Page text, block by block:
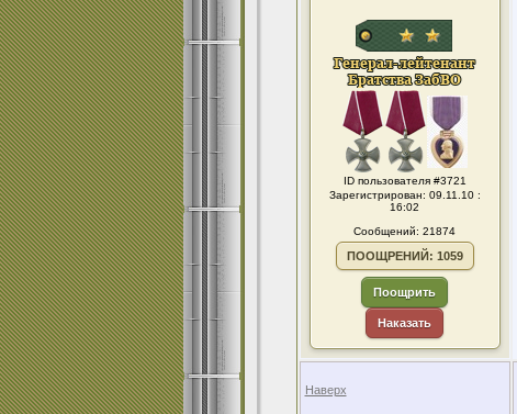
ID пользователя #3721
Зарегистрирован: 09.11.10 :
16:02
Сообщений: 21874
ПООЩРЕНИЙ: 1059
Поощрить
Наказать
Наверх